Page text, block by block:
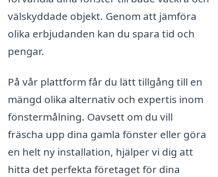
välskyddade objekt. Genom att jämföra
olika erbjudanden kan du spara tid och
pengar.
På vår plattform får du lätt tillgång till en
mängd olika alternativ och expertis inom
fönstermålning. Oavsett om du vill
fräscha upp dina gamla fönster eller göra
en helt ny installation, hjälper vi dig att
hitta det perfekta företaget för dina